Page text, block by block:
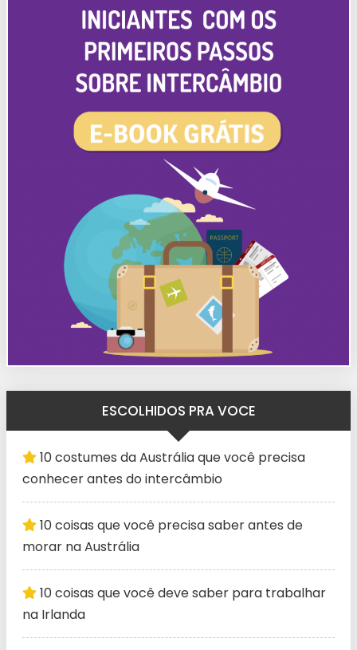
ESCOLHIDOS PRA VOCE
10 costumes da Austrália que você precisa
conhecer antes do intercâmbio
10 coisas que você precisa saber antes de
morar na Austrália
10 coisas que você deve saber para trabalhar
na Irlanda